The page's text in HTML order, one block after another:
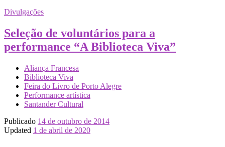
Divulgações
Seleção de voluntários para a
performance “A Biblioteca Viva”
Aliança Francesa
Biblioteca Viva
Feira do Livro de Porto Alegre
Performance artística
Santander Cultural
Publicado 14 de outubro de 2014
Updated 1 de abril de 2020